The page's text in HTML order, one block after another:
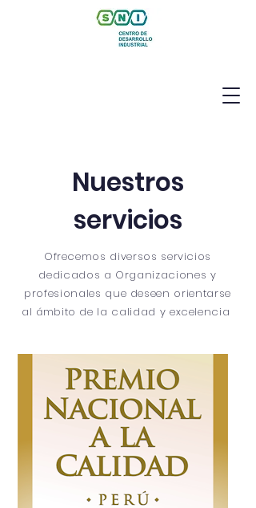
Nuestros
servicios
Ofrecemos diversos servicios
dedicados a Organizaciones y
profesionales que deseen orientarse
al ámbito de la calidad y excelencia